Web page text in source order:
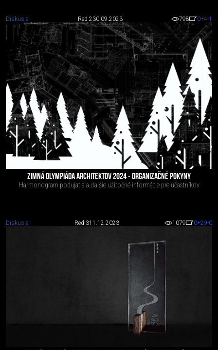
Diskusia Red 230.09.2023 798 0+4-1
ZIMNÁ OLYMPIÁDA ARCHITEKTOV 2024 - ORGANIZAČNÉ POKYNY
Harmonogram podujatia a ďalšie užitočné informácie pre účastníkov
Diskusia Red 311.12.2023 1079 0+29-0